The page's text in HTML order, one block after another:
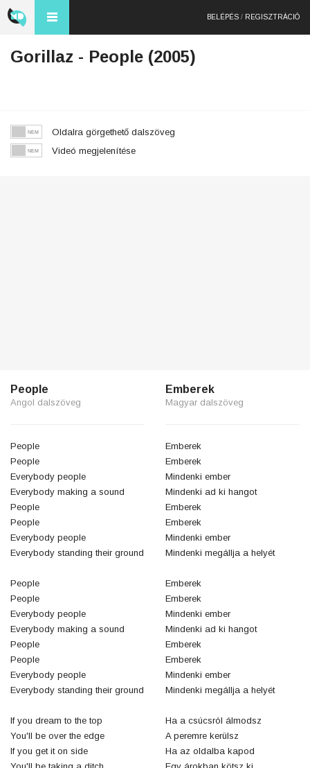
BELÉPÉS / REGISZTRÁCIÓ
Gorillaz - People (2005)
Oldalra görgethető dalszöveg
Videó megjelenítése
People
Angol dalszöveg
People
People
Everybody people
Everybody making a sound
People
People
Everybody people
Everybody standing their ground
People
People
Everybody people
Everybody making a sound
People
People
Everybody people
Everybody standing their ground
If you dream to the top
You'll be over the edge
If you get it on side
Emberek
Magyar dalszöveg
Emberek
Emberek
Mindenki ember
Mindenki ad ki hangot
Emberek
Emberek
Mindenki ember
Mindenki megállja a helyét
Emberek
Emberek
Mindenki ember
Mindenki ad ki hangot
Emberek
Emberek
Mindenki ember
Mindenki megállja a helyét
Ha a csúcsról álmodsz
A peremre kerülsz
Ha az oldalba kapod